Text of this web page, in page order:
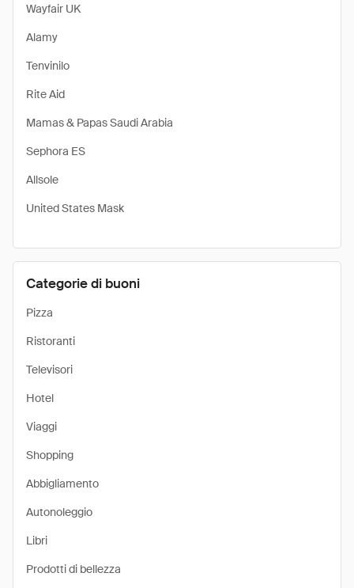
Wayfair UK
Alamy
Tenvinilo
Rite Aid
Mamas & Papas Saudi Arabia
Sephora ES
Allsole
United States Mask
Categorie di buoni
Pizza
Ristoranti
Televisori
Hotel
Viaggi
Shopping
Abbigliamento
Autonoleggio
Libri
Prodotti di bellezza